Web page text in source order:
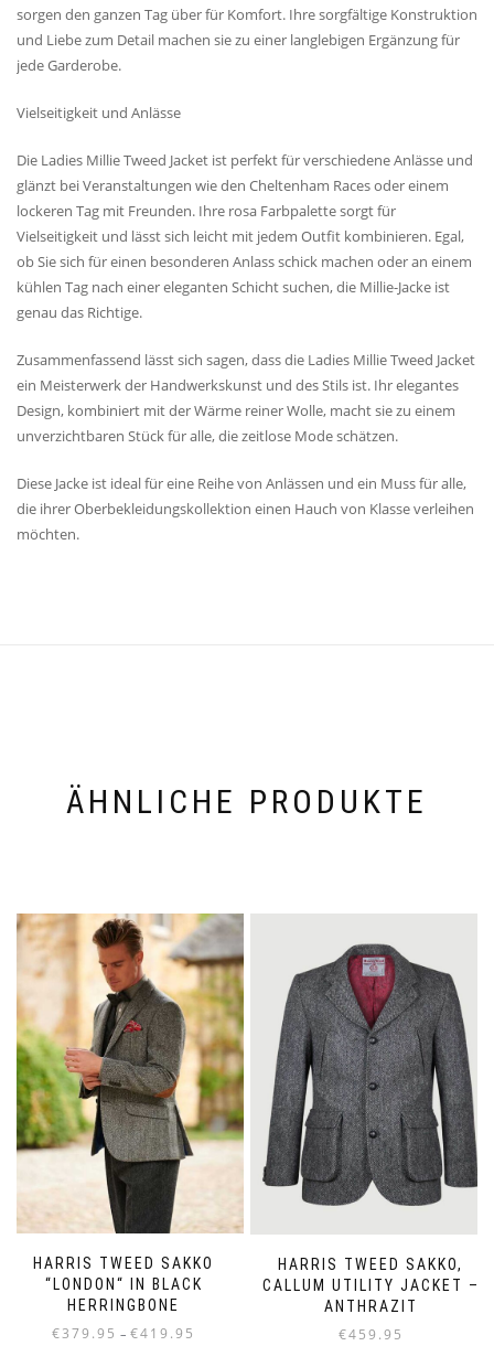
sorgen den ganzen Tag über für Komfort. Ihre sorgfältige Konstruktion
und Liebe zum Detail machen sie zu einer langlebigen Ergänzung für
jede Garderobe.
Vielseitigkeit und Anlässe
Die Ladies Millie Tweed Jacket ist perfekt für verschiedene Anlässe und
glänzt bei Veranstaltungen wie den Cheltenham Races oder einem
lockeren Tag mit Freunden. Ihre rosa Farbpalette sorgt für
Vielseitigkeit und lässt sich leicht mit jedem Outfit kombinieren. Egal,
ob Sie sich für einen besonderen Anlass schick machen oder an einem
kühlen Tag nach einer eleganten Schicht suchen, die Millie-Jacke ist
genau das Richtige.
Zusammenfassend lässt sich sagen, dass die Ladies Millie Tweed Jacket
ein Meisterwerk der Handwerkskunst und des Stils ist. Ihr elegantes
Design, kombiniert mit der Wärme reiner Wolle, macht sie zu einem
unverzichtbaren Stück für alle, die zeitlose Mode schätzen.
Diese Jacke ist ideal für eine Reihe von Anlässen und ein Muss für alle,
die ihrer Oberbekleidungskollektion einen Hauch von Klasse verleihen
möchten.
ÄHNLICHE PRODUKTE
HARRIS TWEED SAKKO
“LONDON“ IN BLACK
HERRINGBONE
€379.95 – €419.95
HARRIS TWEED SAKKO,
CALLUM UTILITY JACKET –
ANTHRAZIT
€459.95